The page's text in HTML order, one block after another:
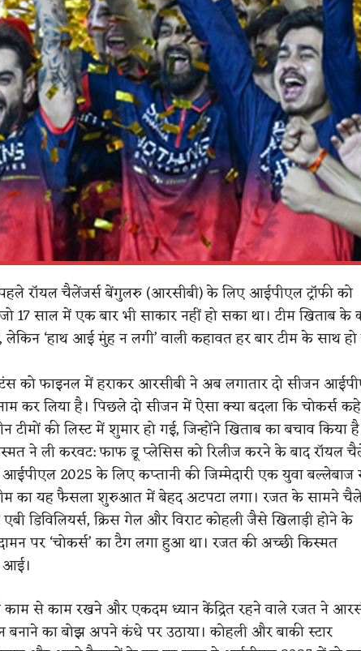
रॉयल चैलेंजर्स बेंगुलरु (आरसीबी) के लिए आईपीएल ट्रॉफी को
17 साल में एक बार भी साकार नहीं हो सका था। टीम खिताब के
लेकिन ‘हाथ आई मुंह न लगी’ वाली कहावत हर बार टीम के साथ हो
को फाइनल में हराकर आरसीबी ने अब लगातार दो सीजन
कर लिया है। पिछले दो सीजन में ऐसा क्या बदला कि चोकर्स
टीमों की लिस्ट में शुमार हो गई, जिन्होंने खिताब का बचाव किया
ने ली करवट: फाफ डू प्लेसिस को रिलीज करने के बाद रॉयल
2025 के लिए कप्तानी की जिम्मेदारी एक युवा बल्लेबाज
टीम का यह फैसला शुरुआत में बेहद अटपटा लगा। रजत के सामने
डिविलियर्स, क्रिस गेल और विराट कोहली जैसे खिलाड़ी होने के
पर ‘चोकर्स’ का टैग लगा हुआ था। रजत की अच्छी किस्मत
से काम रखने और एकदम ध्यान केंद्रित रहने वाले रजत ने
बनाने का बोझ अपने कंधे पर उठाया। कोहली और बाकी स्टार